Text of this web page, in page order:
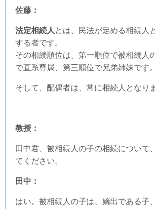
佐藤：
法定相続人とは、民法が定める相続人
する者です。
その相続順位は、第一順位で被相続人
で直系尊属、第三順位で兄弟姉妹です。
そして、配偶者は、常に相続人となり
教授：
田中君、被相続人の子の相続について
てください。
田中：
はい。被相続人の子は、嫡出である子